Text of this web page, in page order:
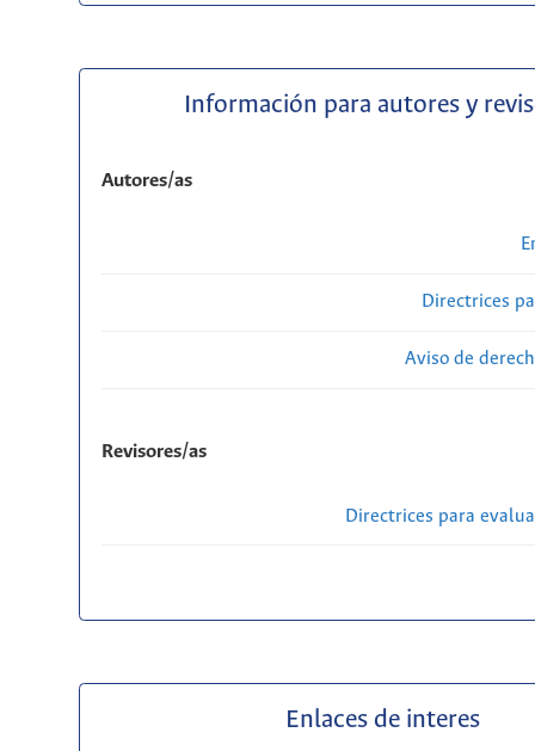
Información para autores y
Autores/as
Directrices
Aviso de
Revisores/as
Directrices para
Enlaces de interes